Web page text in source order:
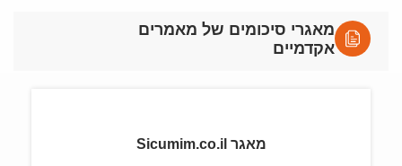
מאגרי סיכומים של מאמרים
אקדמיים
מאגר Sicumim.co.il